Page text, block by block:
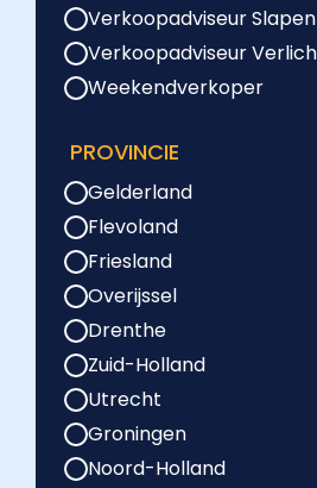
Verkoopadviseur Slapen
Verkoopadviseur
Weekendverkoper
PROVINCIE
Gelderland
Flevoland
Friesland
Overijssel
Drenthe
Zuid-Holland
Utrecht
Groningen
Noord-Holland